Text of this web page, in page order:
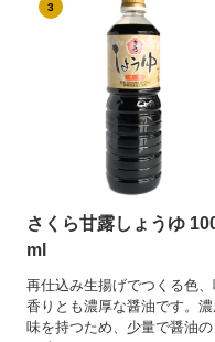
3
さくら甘露しょうゆ
ml
再仕込み生揚げでつくる色、
香りとも濃厚な醤油です。濃
味を持つため、少量で醤油